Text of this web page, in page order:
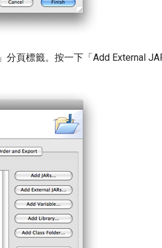
頁標籤。按一下「Add External